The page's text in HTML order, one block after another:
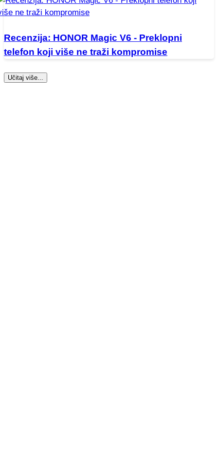
Recenzija: HONOR Magic V6 - Preklopni
telefon koji više ne traži kompromise
Učitaj više...